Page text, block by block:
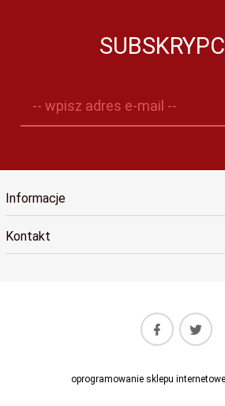
-- wpisz adres e-mail --
Informacje
Kontakt
oprogramowanie sklepu